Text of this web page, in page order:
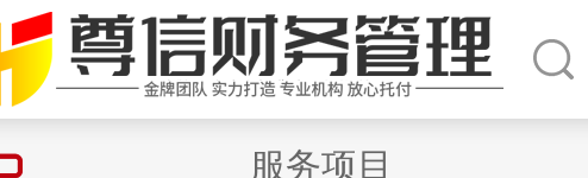
服务项目